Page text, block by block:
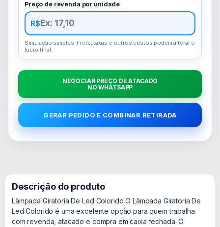
Preço de revenda por unidade
R$
Simulação simples. Frete, taxas e outros custos podem alterar o
lucro final.
NEGOCIAR PREÇO DE ATACADO
NO WHATSAPP
GERAR PEDIDO E COMBINAR RETIRADA
Descrição do produto
Lâmpada Giratoria De Led Colorido O Lâmpada Giratoria De
Led Colorido é uma excelente opção para quem trabalha
com revenda, atacado e compra em caixa fechada. O